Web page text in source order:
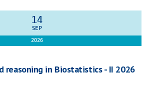
14
SEP
2026
reasoning in Biostatistics - II 2026